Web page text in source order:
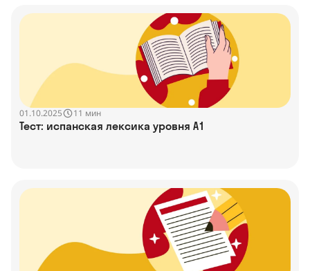
01.10.2025 11 мин
Тест: испанская лексика уровня A1